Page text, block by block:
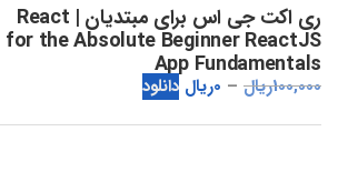
ری اکت جی اس برای مبتدیان | React
for the Absolute Beginner ReactJS
App Fundamentals
100,000ریال 0ریال دانلود